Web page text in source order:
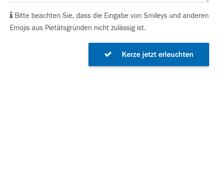
Bitte beachten Sie, dass die Eingabe von Smileys und anderen
Emojis aus Pietätsgründen nicht zulässig ist.
Kerze jetzt erleuchten